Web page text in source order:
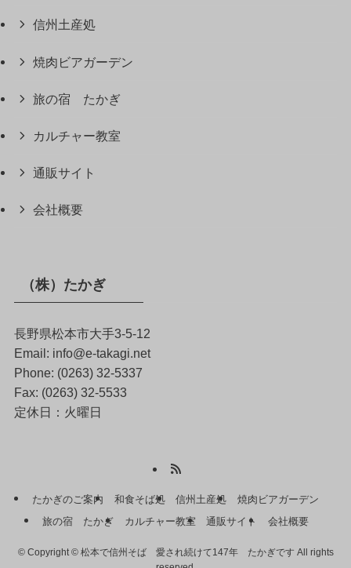
信州土産処
焼肉ビアガーデン
旅の宿 たかぎ
カルチャー教室
通販サイト
会社概要
（株）たかぎ
長野県松本市大手3-5-12
Email: info@e-takagi.net
Phone: (0263) 32-5337
Fax: (0263) 32-5533
定休日：火曜日
たかぎのご案内 和食そば処 信州土産処
焼肉ビアガーデン
旅の宿 たかぎ
カルチャー教室 通販サイト 会社概要
©Copyright © 松本で信州そば 愛され続けて147年 たかぎです All rights